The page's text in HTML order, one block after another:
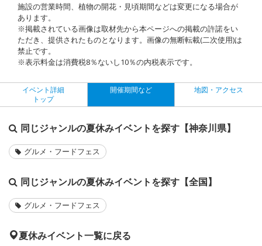
施設の営業時間、植物の開花・見頃期間などは変更になる場合が
あります。
※掲載されている画像は取材先から本ページへの掲載の許諾をい
ただき、提供されたものとなります。画像の無断転載(二次使用)は
禁止です。
※表示料金は消費税8％ないし10％の内税表示です。
イベント詳細
トップ
開催期間など 地図・アクセス
同じジャンルの夏休みイベントを探す【神奈川県】
グルメ・フードフェス
同じジャンルの夏休みイベントを探す【全国】
グルメ・フードフェス
夏休みイベント一覧に戻る